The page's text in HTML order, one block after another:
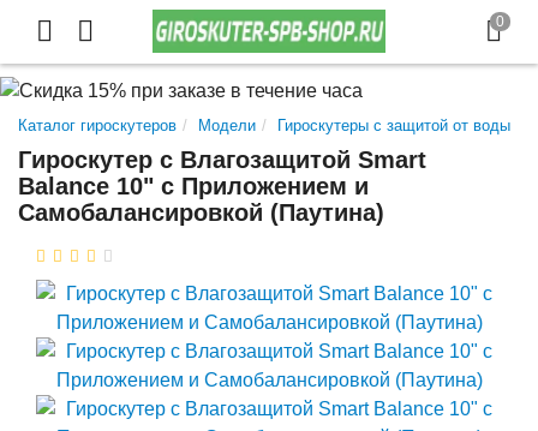
Каталог гироскутеров Модели Гироскутеры с защитой от воды
Гироскутер с Влагозащитой Smart
Balance 10" c Приложением и
Самобалансировкой (Паутина)